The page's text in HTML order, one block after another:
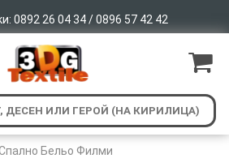
0892 26 04 34 / 0896 57 42 42
Бельо Филми